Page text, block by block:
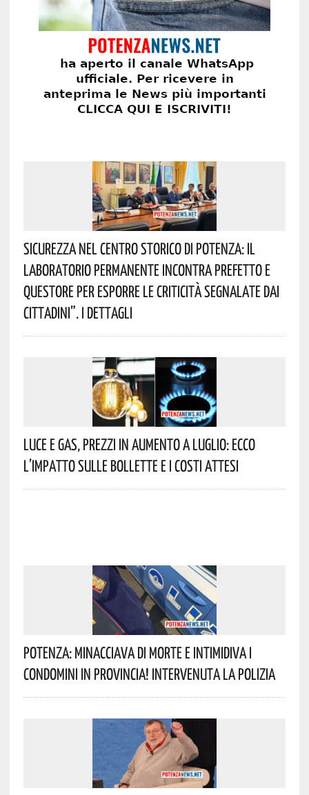
Sicurezza Nel Centro Storico Di Potenza: Il
Laboratorio Permanente Incontra Prefetto E
Questore Per Esporre Le Criticità Segnalate Dai
Cittadini”. I Dettagli
Luce E Gas, Prezzi In Aumento A Luglio: Ecco
L’impatto Sulle Bollette E I Costi Attesi
Potenza: Minacciava Di Morte E Intimidiva I
Condomini In Provincia! Intervenuta La Polizia